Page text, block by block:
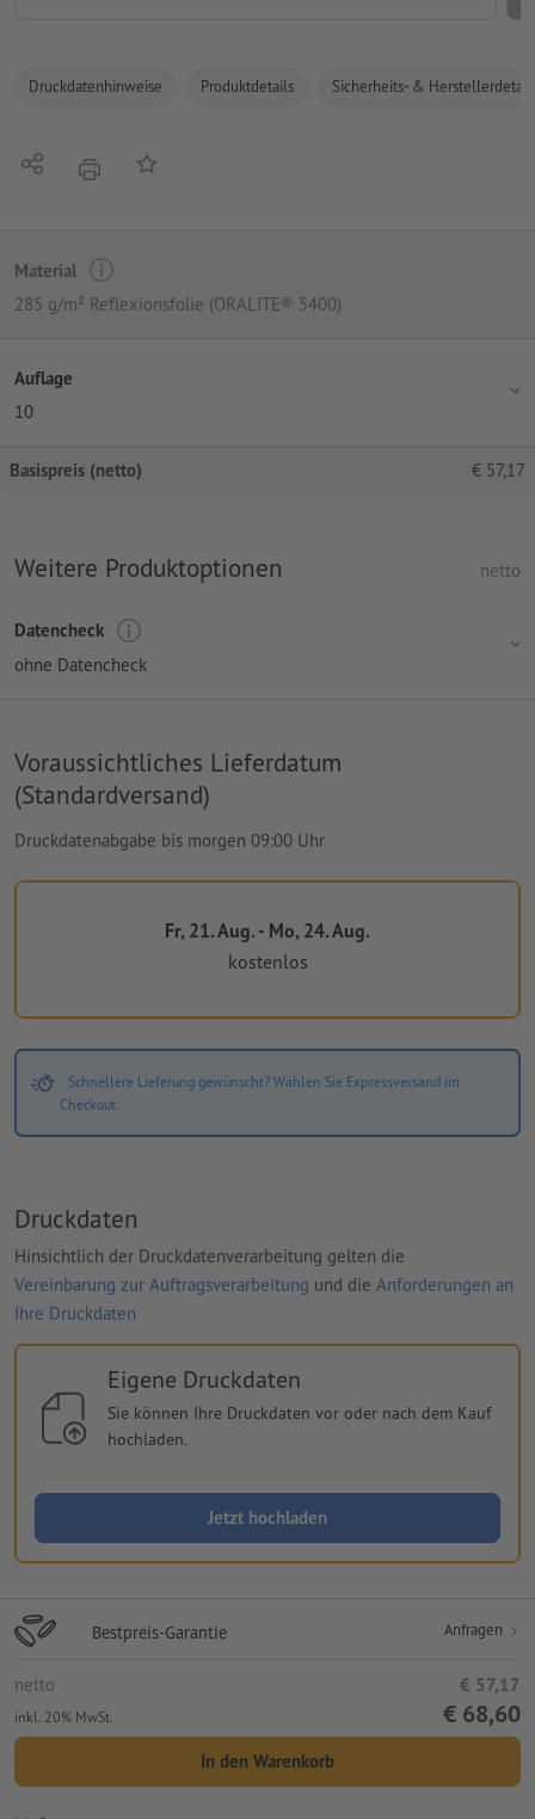
Druckdatenhinweise Produktdetails Sicherheits- &
Teilen DruckenAuf die Merkliste
Material
285 g/m² Reflexionsfolie (ORALITE® 5400)
Auflage
10
Basispreis (netto) € 57,17
Weitere Produktoptionen netto
Datencheck
ohne Datencheck
Voraussichtliches Lieferdatum
(Standardversand)
Druckdatenabgabe bis morgen 09:00 Uhr
Fr, 21. Aug. - Mo, 24. Aug.
kostenlos
Schnellere Lieferung gewünscht? Wählen Sie Expressversand im
Checkout.
Druckdaten
Hinsichtlich der Druckdatenverarbeitung gelten die
Vereinbarung zur Auftragsverarbeitung und die Anforderungen an
Ihre Druckdaten
Eigene Druckdaten
Sie können Ihre Druckdaten vor oder nach dem Kauf
hochladen.
Jetzt hochladen
Bestpreis-Garantie Anfragen
netto € 57,17
inkl. 20% MwSt. € 68,60
In den Warenkorb